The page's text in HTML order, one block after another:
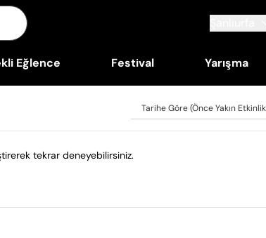
Eğlence Festival Yarışma
Tarihe Göre (Önce Yakın
tekrar deneyebilirsiniz.